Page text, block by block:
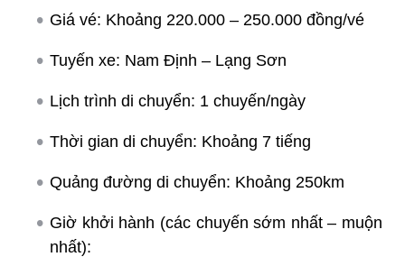
Giá vé: Khoảng 220.000 – 250.000 đồng/vé
Tuyến xe: Nam Định – Lạng Sơn
Lịch trình di chuyển: 1 chuyến/ngày
Thời gian di chuyển: Khoảng 7 tiếng
Quảng đường di chuyển: Khoảng 250km
Giờ khởi hành (các chuyến sớm nhất – muộn
nhất):